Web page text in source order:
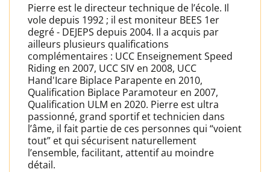
Pierre est le directeur technique de l’école. Il
vole depuis 1992 ; il est moniteur BEES 1er
degré - DEJEPS depuis 2004. Il a acquis par
ailleurs plusieurs qualifications
complémentaires : UCC Enseignement Speed
Riding en 2007, UCC SIV en 2008, UCC
Hand'Icare Biplace Parapente en 2010,
Qualification Biplace Paramoteur en 2007,
Qualification ULM en 2020. Pierre est ultra
passionné, grand sportif et technicien dans
l’âme, il fait partie de ces personnes qui “voient
tout” et qui sécurisent naturellement
l’ensemble, facilitant, attentif au moindre
détail.